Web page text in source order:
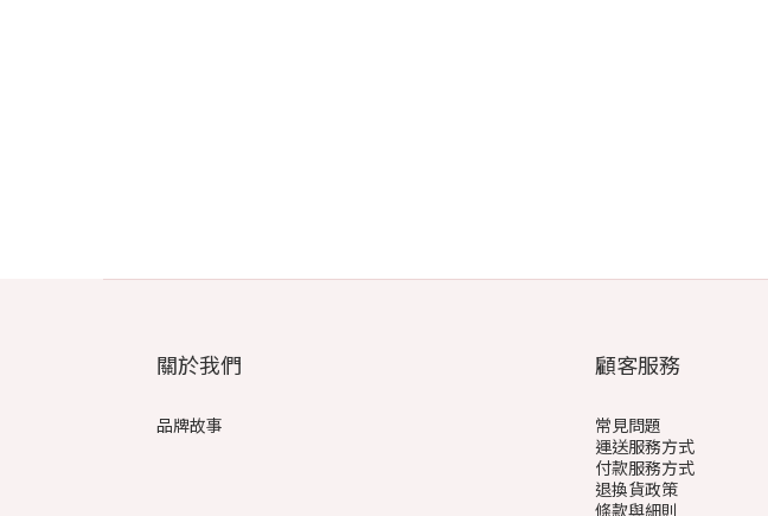
關於我們
品牌故事
顧客服務
常見問題
運送服務方式
付款服務方式
退換貨政策
條款與細則